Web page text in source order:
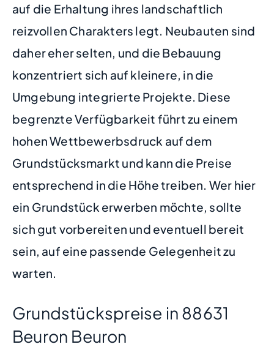
auf die Erhaltung ihres landschaftlich
reizvollen Charakters legt. Neubauten sind
daher eher selten, und die Bebauung
konzentriert sich auf kleinere, in die
Umgebung integrierte Projekte. Diese
begrenzte Verfügbarkeit führt zu einem
hohen Wettbewerbsdruck auf dem
Grundstücksmarkt und kann die Preise
entsprechend in die Höhe treiben. Wer hier
ein Grundstück erwerben möchte, sollte
sich gut vorbereiten und eventuell bereit
sein, auf eine passende Gelegenheit zu
warten.
Grundstückspreise in 88631
Beuron Beuron